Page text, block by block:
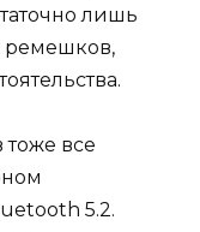
лишь
ремешков,
тоже все
5.2.